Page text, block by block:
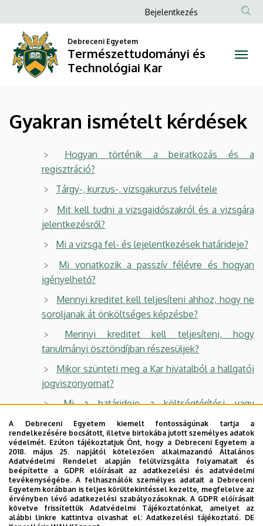
ismételt
kérdések
Természettudományi
és
Technológiai
a
tartalomra
Anonim
fiók
menüje
Bejelentkezés
Debreceni Egyetem
Természettudományi és
Technológiai Kar
Gyakran ismételt kérdések
Hogyan történik a beiratkozás és a
regisztráció?
Tárgy-, kurzus-, vizsgakurzus felvétele
Mit kell tudni a vizsgaidőszakról és a vizsgára
jelentkezésről?
Mi a vizsga fel- és lejelentkezések határideje?
Mi vonatkozik a passzív félévre és hogyan
igényelhető?
Mennyi kreditet kell teljesíteni ahhoz, hogy ne
soroljanak át önköltséges képzésbe?
Mennyi kreditet kell teljesíteni, hogy
tanulmányi ösztöndíjban részesüljek?
Mikor szünteti meg a Kar hivatalból a hallgatói
jogviszonyomat?
Mi a határideje a költségtérítési vagy
Hogyan és milyen határidővel kérhetem a
költségtérítés, önköltség részletfizetését?
Milyen következménnyel jár, ha a
meghatározott határidőig nem teszek eleget
fizetési kötelezettségemnek?
Mi történik a be nem fizetett aktív tételekkel,
A Debreceni Egyetem kiemelt fontosságúnak tartja a
rendelkezésére bocsátott, illetve birtokába jutott személyes adatok
védelmét. Ezúton tájékoztatjuk Önt, hogy a Debreceni Egyetem a
2018. május 25. napjától kötelezően alkalmazandó Általános
Adatvédelmi Rendelet alapján felülvizsgálta folyamatait és
beépítette a GDPR előírásait az adatkezelési és adatvédelmi
tevékenységébe. A felhasználók személyes adatait a Debreceni
Egyetem korábban is teljes körültekintéssel kezelte, megfelelve az
érvényben lévő adatkezelési szabályozásoknak. A GDPR előírásait
követve frissítettük Adatvédelmi Tájékoztatónkat, amelyet az
alábbi linkre kattintva olvashat el:Adatkezelési tájékoztató. DE